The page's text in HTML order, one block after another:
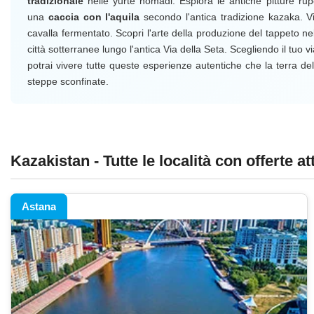
una caccia con l'aquila secondo l'antica tradizione kazaka.
cavalla fermentato. Scopri l'arte della produzione del tappeto
città sotterranee lungo l'antica Via della Seta. Scegliendo il tuo
potrai vivere tutte queste esperienze autentiche che la terra
steppe sconfinate.
Kazakistan - Tutte le località con offerte
Astana